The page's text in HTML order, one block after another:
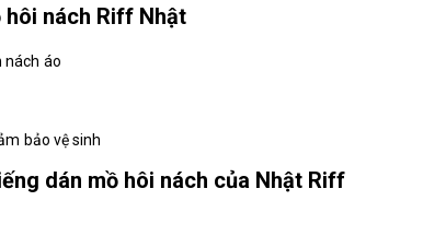
nách Riff Nhật
nách áo
bảo vệ sinh
dán mồ hôi nách của Nhật Riff